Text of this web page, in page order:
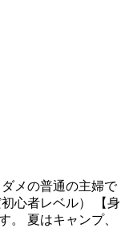
メの普通の主婦で
心者レベル） 【身
。 夏はキャンプ、